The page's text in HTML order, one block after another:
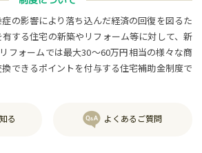
の影響により落ち込んだ経済の回復を図るた
する住宅の新築やリフォーム等に対して、新
フォームでは最大30～60万円相当の様々な商
できるポイントを付与する住宅補助金制度で
る よくあるご質問